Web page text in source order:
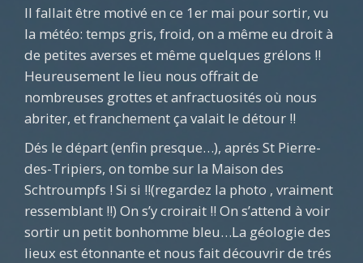
Il fallait être motivé en ce 1er mai pour sortir, vu
la météo: temps gris, froid, on a même eu droit à
de petites averses et même quelques grélons !!
Heureusement le lieu nous offrait de
nombreuses grottes et anfractuosités où nous
abriter, et franchement ça valait le détour !!
Dés le départ (enfin presque…), aprés St Pierre-
des-Tripiers, on tombe sur la Maison des
Schtroumpfs ! Si si !!(regardez la photo , vraiment
ressemblant !!) On s’y croirait !! On s’attend à voir
sortir un petit bonhomme bleu…La géologie des
lieux est étonnante et nous fait découvrir de trés